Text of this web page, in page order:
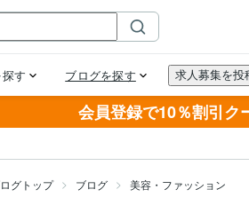
会員登録で10％割引ク
グトップ ブログ 美容・ファッション